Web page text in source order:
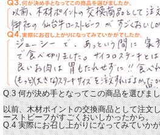
Q.3 何が決め手となってこの商品を選びま
以前、木材ポイントの交換商品として注文
ーストビーフがすごくおいしかったから。
Q.4 実際にお召し上がりになってみていか